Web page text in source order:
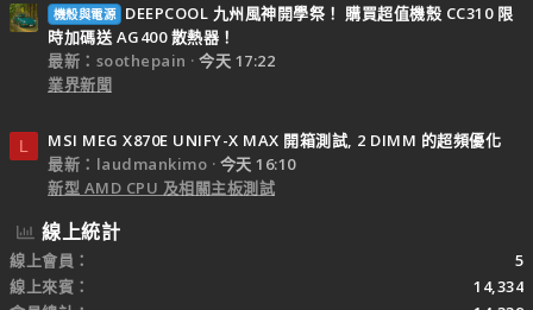
機殼與電源
DEEPCOOL 九州風神開學祭！ 購買超值機殼 CC310 限
時加碼送 AG400 散熱器！
最新：soothepain
今天 17:22
業界新聞
L
MSI MEG X870E UNIFY-X MAX 開箱測試, 2 DIMM 的超頻優化
最新：laudmankimo
今天 16:10
新型 AMD CPU 及相關主板測試
線上統計
線上會員
5
線上來賓
14,334